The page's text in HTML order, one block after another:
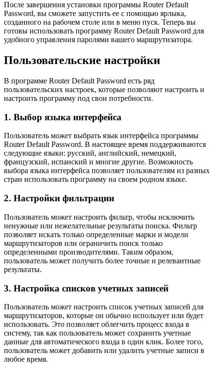
После завершения установки программы Router Default
Password, вы сможете запустить ее с помощью ярлыка,
созданного на рабочем столе или в меню пуск. Теперь вы
готовы использовать программу Router Default Password для
удобного управления паролями вашего маршрутизатора.
Пользовательские настройки
В программе Router Default Password есть ряд
пользовательских настроек, которые позволяют настроить и
настроить программу под свои потребности.
1. Выбор языка интерфейса
Пользователь может выбрать язык интерфейса программы
Router Default Password. В настоящее время поддерживаются
следующие языки: русский, английский, немецкий,
французский, испанский и многие другие. Возможность
выбора языка интерфейса позволяет пользователям из разных
стран использовать программу на своем родном языке.
2. Настройки фильтрации
Пользователь может настроить фильтр, чтобы исключить
ненужные или нежелательные результаты поиска. Фильтр
позволяет искать только определенные марки и модели
маршрутизаторов или ограничить поиск только
определенными производителями. Таким образом,
пользователь может получить более точные и релевантные
результаты.
3. Настройка списков учетных записей
Пользователь может настроить список учетных записей для
маршрутизаторов, которые он обычно использует или будет
использовать. Это позволяет облегчить процесс входа в
систему, так как пользователь может сохранить учетные
данные для автоматического входа в один клик. Более того,
пользователь может добавить или удалить учетные записи в
любое время.